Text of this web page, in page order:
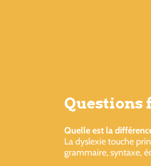
Questions
Quelle est la
La dyslexie touche
grammaire, syntaxe,